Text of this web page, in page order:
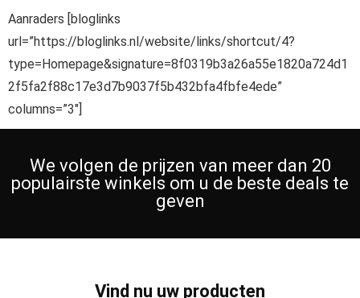
Aanraders [bloglinks
url=”https://bloglinks.nl/website/links/shortcut/4?
type=Homepage&signature=8f0319b3a26a55e1820a724d1
2f5fa2f88c17e3d7b9037f5b432bfa4fbfe4ede”
columns=”3″]
We volgen de prijzen van meer dan 20
populairste winkels om u de beste deals te
geven
Vind nu uw producten